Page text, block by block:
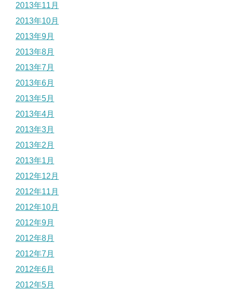
2013年11月
2013年10月
2013年9月
2013年8月
2013年7月
2013年6月
2013年5月
2013年4月
2013年3月
2013年2月
2013年1月
2012年12月
2012年11月
2012年10月
2012年9月
2012年8月
2012年7月
2012年6月
2012年5月